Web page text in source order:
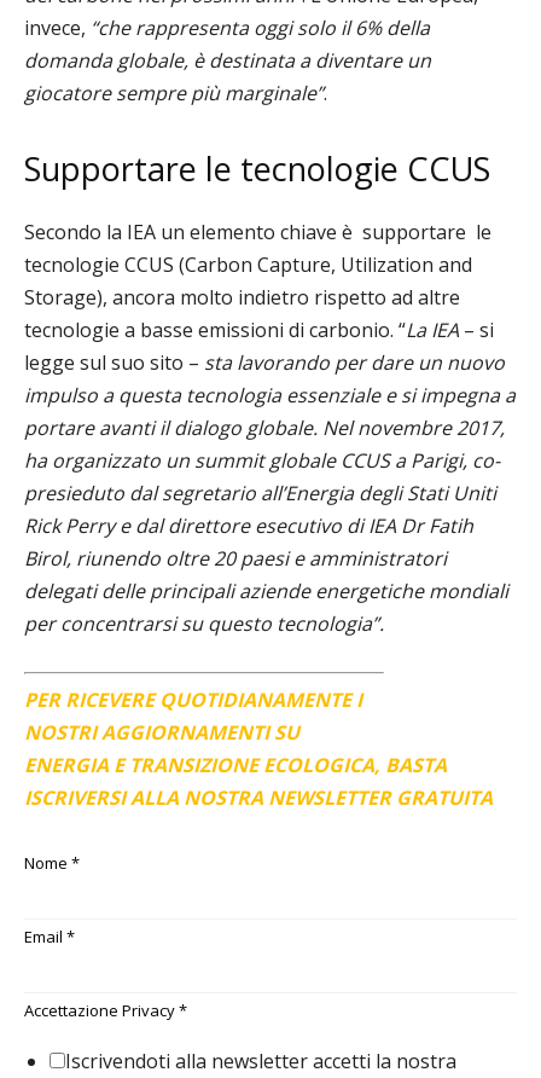
invece, “che rappresenta oggi solo il 6% della
domanda globale, è destinata a diventare un
giocatore sempre più marginale”.
Supportare le tecnologie CCUS
Secondo la IEA un elemento chiave è supportare le
tecnologie CCUS (Carbon Capture, Utilization and
Storage), ancora molto indietro rispetto ad altre
tecnologie a basse emissioni di carbonio. “La IEA – si
legge sul suo sito – sta lavorando per dare un nuovo
impulso a questa tecnologia essenziale e si impegna a
portare avanti il ​​dialogo globale. Nel novembre 2017,
ha organizzato un summit globale CCUS a Parigi, co-
presieduto dal segretario all’Energia degli Stati Uniti
Rick Perry e dal direttore esecutivo di IEA Dr Fatih
Birol, riunendo oltre 20 paesi e amministratori
delegati delle principali aziende energetiche mondiali
per concentrarsi su questo tecnologia”.
PER RICEVERE QUOTIDIANAMENTE I
NOSTRI AGGIORNAMENTI SU
ENERGIA E TRANSIZIONE ECOLOGICA, BASTA
ISCRIVERSI ALLA NOSTRA NEWSLETTER GRATUITA
Nome *
Email *
Accettazione Privacy*
Iscrivendoti alla newsletter accetti la nostra